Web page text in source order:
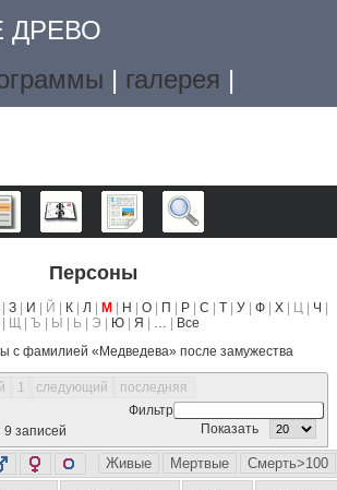
ДРЕВО
| галерея |
Списки Календарь Отчёты
Персоны
З| И | Й | К| Л М Н О| П Р| С Т| У| Ф| Х| Ц | Ч
| Щ | Ъ | Ы | Ь | Э | Ю| Я …
Все
с фамилией « Медведева» после замужества
1 следующий
последняя
Фильтр
9 записей
Показать
Живые Мертвые Смерть>100